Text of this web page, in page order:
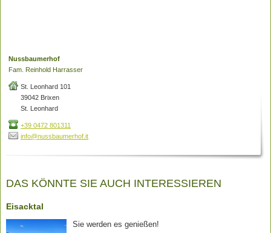
Nussbaumerhof
Fam. Reinhold Harrasser
St. Leonhard 101
39042 Brixen
St. Leonhard
+39 0472 801311
info@nussbaumerhof.it
DAS KÖNNTE SIE AUCH INTERESSIEREN
Eisacktal
Sie werden es genießen!